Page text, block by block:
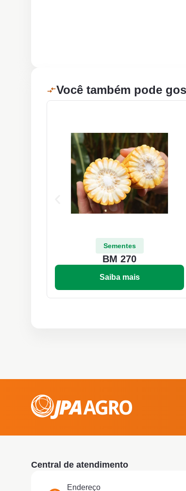
Você também pode
Sementes
BM 270
Saiba mais
Central de atendimento
Endereço